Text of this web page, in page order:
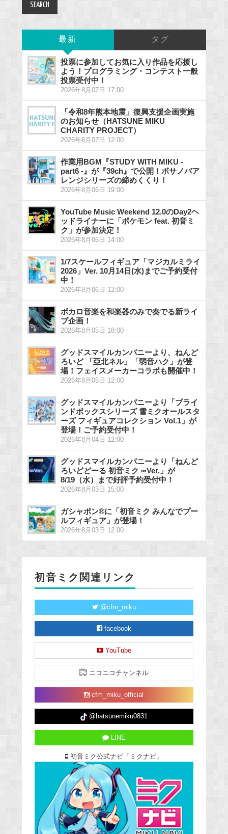
最新 タグ
投票に参加してお気に入り作品を応援し
よう！プログラミング・コンテスト一般
投票受付中！
2026年8月07日 17:00
「令和8年熊本地震」復興支援企画実施
のお知らせ（HATSUNE MIKU
CHARITY PROJECT）
2026年8月07日 12:00
作業用BGM『STUDY WITH MIKU -
part6 -』が『39ch』で公開！ボサノバア
レンジシリーズの締めくくり！
2026年8月06日 19:00
YouTube Music Weekend 12.0のDay2ヘ
ッドライナーに「ポケモン feat. 初音ミ
ク」が参加決定！
2026年8月06日 14:00
1/7スケールフィギュア「マジカルミライ
2026」Ver. 10月14日(水)までご予約受付
中！
2026年8月06日 12:00
ボカロ音楽を和楽器のみで奏でる新ライ
ブ企画！
2026年8月05日 18:00
グッドスマイルカンパニーより、ねんど
ろいど 「亞北ネル」「弱音ハク」が登
場！フェイスメーカーコラボも開催中！
2026年8月05日 12:00
グッドスマイルカンパニーより「ブライ
ンドボックスシリーズ 雪ミクオールスタ
ーズ フィギュアコレクション Vol.1」が
登場！ご予約受付中！
2026年8月04日 12:00
グッドスマイルカンパニーより「ねんど
ろいどどーる 初音ミク ∞Ver.」が
8/19（水）まで好評予約受付中！
2026年8月03日 15:00
ガシャポン®に「初音ミク みんなでプー
ルフィギュア」が登場！
2026年8月03日 12:00
初音ミク関連リンク
@cfm_miku
facebook
YouTube
ニコニコチャンネル
cfm_miku_official
@hatsunemiku0831
LINE
初音ミク公式ナビ「ミクナビ」